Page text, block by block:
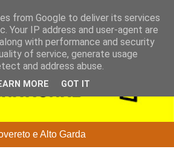
e Alto Garda
from Google to deliver its services
Your IP address and user-agent are
with performance and security
of service, generate usage
and address abuse.
MORE GOT IT